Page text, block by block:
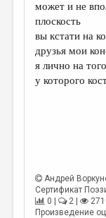
МАЛАЯ ПРОЗА
ЭССЕИСТИКА
МЕДИА
может и не
плоскость
вы кстати на
друзья мои
я лично на того
у которого
Андрей
Сертификат
0 |
2 |
Произведение